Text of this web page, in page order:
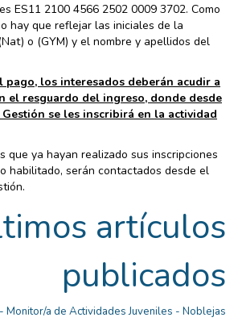
ES11 2100 4566 2502 0009 3702. Como
hay que reflejar las iniciales de la
o (GYM) y el nombre y apellidos del
pago, los interesados deberán acudir a
el resguardo del ingreso, donde desde
se les inscribirá en la actividad
que ya hayan realizado sus inscripciones
habilitado, serán contactados desde el
artículos
publicados
Monitor/a de Actividades Juveniles - Noblejas